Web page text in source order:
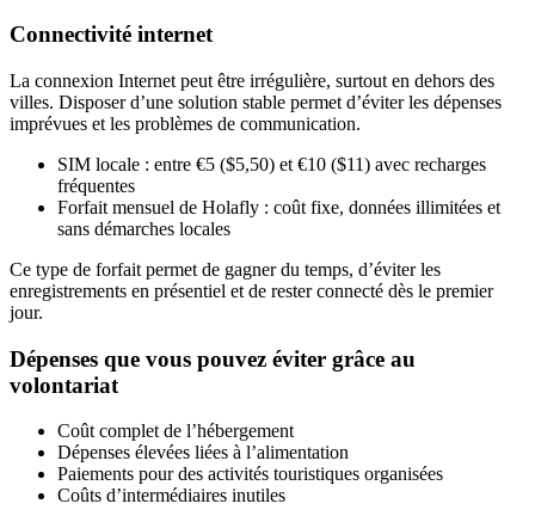
Connectivité internet
La connexion Internet peut être irrégulière, surtout en dehors des
villes. Disposer d’une solution stable permet d’éviter les dépenses
imprévues et les problèmes de communication.
SIM locale : entre €5 ($5,50) et €10 ($11) avec recharges
fréquentes
Forfait mensuel de Holafly : coût fixe, données illimitées et
sans démarches locales
Ce type de forfait permet de gagner du temps, d’éviter les
enregistrements en présentiel et de rester connecté dès le premier
jour.
Dépenses que vous pouvez éviter grâce au
volontariat
Coût complet de l’hébergement
Dépenses élevées liées à l’alimentation
Paiements pour des activités touristiques organisées
Coûts d’intermédiaires inutiles